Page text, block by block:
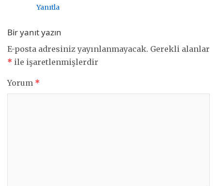
Yanıtla
Bir yanıt yazın
E-posta adresiniz yayınlanmayacak. Gerekli alanlar
* ile işaretlenmişlerdir
Yorum *